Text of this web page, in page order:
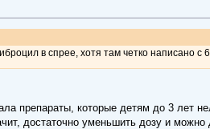
в спрее, хотя там четко написано с 6
препараты, которые детям до 3 лет
достаточно уменьшить дозу и